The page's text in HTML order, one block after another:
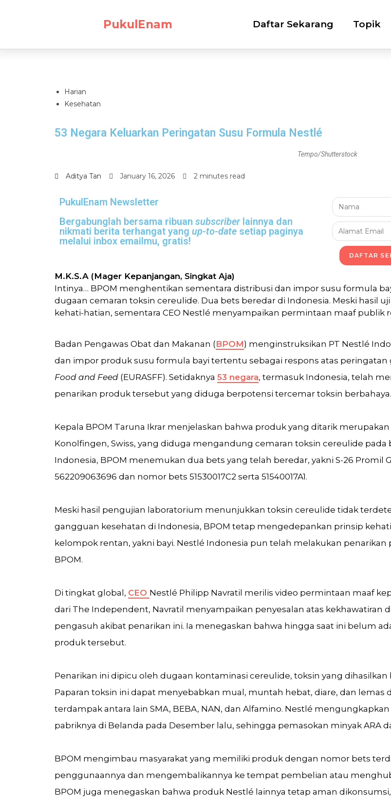
PukulEnam Daftar Sekarang Topik
Harian
Kesehatan
53 Negara Keluarkan Peringatan Susu Formula Nestlé
Tempo/Shutterstock
Aditya Tan January 16, 2026 2 minutes read
PukulEnam Newsletter
Bergabunglah bersama ribuan subscriberlainnya dan
nikmati berita terhangat yang up-to-date setiap paginya
melalui inbox emailmu, gratis!
DAFTAR
M.K.S.A (Mager Kepanjangan, Singkat Aja)
Intinya… BPOM menghentikan sementara distribusi dan impor susu formula
dugaan cemaran toksin cereulide. Dua bets beredar di Indonesia. Meski hasil
kehati-hatian, sementara CEO Nestlé menyampaikan permintaan maaf publik
Badan Pengawas Obat dan Makanan (BPOM) menginstruksikan PT Nestlé
dan impor produk susu formula bayi tertentu sebagai respons atas peringatan
Food and Feed (EURASFF). Setidaknya 53 negara, termasuk Indonesia, telah
penarikan produk tersebut yang diduga berpotensi tercemar toksin berbahaya.
Kepala BPOM Taruna Ikrar menjelaskan bahwa produk yang ditarik
Konolfingen, Swiss, yang diduga mengandung cemaran toksin cereulide pada
Indonesia, BPOM menemukan dua bets yang telah beredar, yakni S-26 Promil
562209063696 dan nomor bets 51530017C2 serta 51540017A1.
Meski hasil pengujian laboratorium menunjukkan toksin cereulide tidak
gangguan kesehatan di Indonesia, BPOM tetap mengedepankan prinsip
kelompok rentan, yakni bayi. Nestlé Indonesia pun telah melakukan
BPOM.
Di tingkat global, CEO Nestlé Philipp Navratil merilis video permintaan maaf
dari The Independent, Navratil menyampaikan penyesalan atas kekhawatiran
pengasuh akibat penarikan ini. Ia menegaskan bahwa hingga saat ini belum
produk tersebut.
Penarikan ini dipicu oleh dugaan kontaminasi cereulide, toksin yang
Paparan toksin ini dapat menyebabkan mual, muntah hebat, diare, dan lemas
terdampak antara lain SMA, BEBA, NAN, dan Alfamino. Nestlé
pabriknya di Belanda pada Desember lalu, sehingga pemasokan minyak ARA
BPOM mengimbau masyarakat yang memiliki produk dengan nomor bets
penggunaannya dan mengembalikannya ke tempat pembelian atau
BPOM juga menegaskan bahwa produk Nestlé lainnya tetap aman